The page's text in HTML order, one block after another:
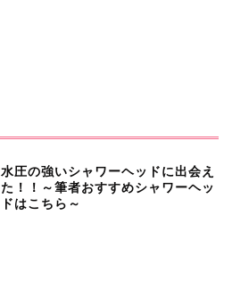
水圧の強いシャワーヘッドに出会え
た！！～筆者おすすめシャワーヘッ
ドはこちら～